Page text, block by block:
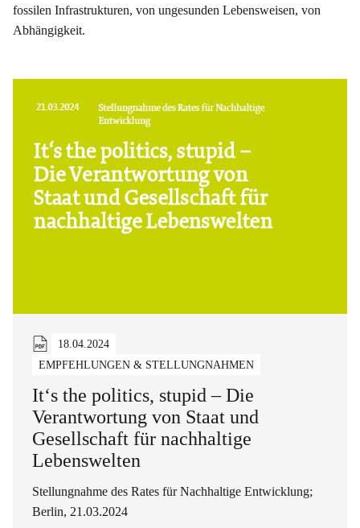
fossilen Infrastrukturen, von ungesunden Lebensweisen, von
Abhängigkeit.
18.04.2024
EMPFEHLUNGEN & STELLUNGNAHMEN
It‘s the politics, stupid – Die
Verantwortung von Staat und
Gesellschaft für nachhaltige
Lebenswelten
Stellungnahme des Rates für Nachhaltige Entwicklung;
Berlin, 21.03.2024